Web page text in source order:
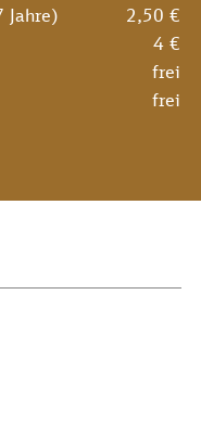
Jahre)
2,50 €
4 €
frei
frei